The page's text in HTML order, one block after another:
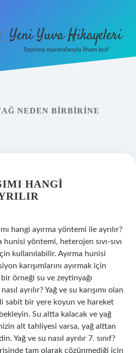
Yeni Yuva Hikayeleri
Taşınma maceralarıyla ilham bul!
NEDEN BIRBIRINE
HANGI
hangi ayırma yöntemi ile ayrılır?
hunisi yöntemi, heterojen sıvı-sıvı
için kullanılabilir. Ayırma hunisi
karışımlarını ayırmak için
bir örneği su ve zeytinyağı
ayrılır? Yağ ve su karışımı olan
sabit bir yere koyun ve hareket
Su altta kalacak ve yağ
alt tahliyesi varsa, yağ alttan
Yağ ve su nasıl ayrılır 7. sınıf?
tam olarak çözünmediği için